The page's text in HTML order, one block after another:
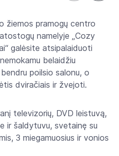
žiemos pramogų centro
namelyje „Cozy
galėsite atsipalaiduoti
belaidžiu
poilsio salonu, o
dviračiais ir žvejoti.
televizorių, DVD leistuvą,
ir šaldytuvu, svetainę su
3 miegamuosius ir vonios